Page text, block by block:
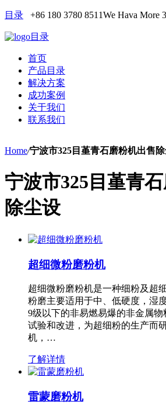
目录 +86 180 3780 8511We Hava More
目录
首页
产品目录
解决方案
成功案例
关于我们
联系我们
Home/宁波市325目堇青石磨粉机出售
宁波市325目堇青
除尘设
超细微粉磨粉机
超细微粉磨粉机是一种细粉及超
粉磨主要适用于中、低硬度，湿
9级以下的非易燃易爆的非金属
试验和改进，为超细粉的生产而
机，…
了解详情
雷蒙磨粉机